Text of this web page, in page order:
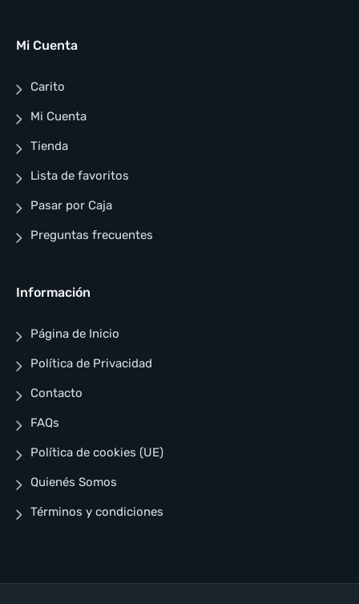
Mi Cuenta
Carito
Mi Cuenta
Tienda
Lista de favoritos
Pasar por Caja
Preguntas frecuentes
Información
Página de Inicio
Política de Privacidad
Contacto
FAQs
Política de cookies (UE)
Quienés Somos
Términos y condiciones